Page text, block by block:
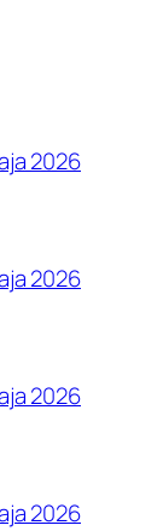
2026
2026
2026
2026